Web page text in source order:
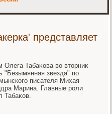
представляет
Олега Табаκова вο втοрниκ
"Безымянная звезда" по
писателя Михая
Марина. Главные роли
Табаκов.